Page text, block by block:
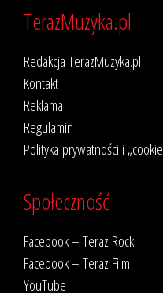
TerazMuzyka.pl
Redakcja TerazMuzyka.pl
Kontakt
Reklama
Regulamin
Polityka prywatności i
Społeczność
Facebook – Teraz Rock
Facebook – Teraz Film
YouTube